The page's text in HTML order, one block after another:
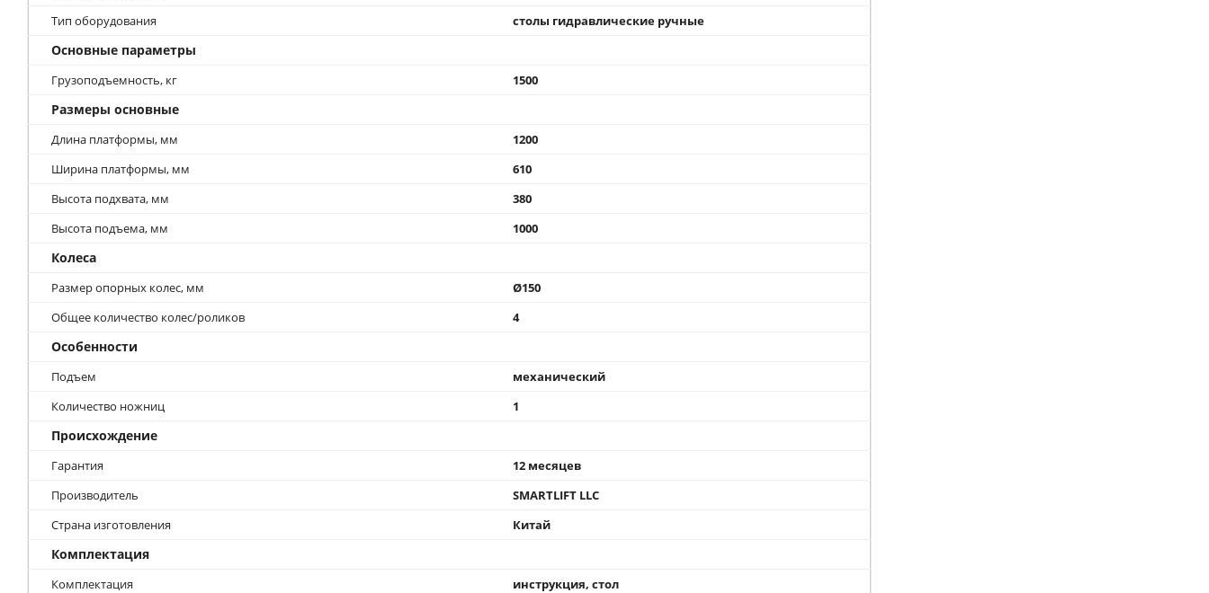
Тип оборудования столы гидравлические ручные
Основные параметры
Грузоподъемность, кг 1500
Размеры основные
Длина платформы, мм
1200
Ширина платформы, мм
610
Высота подхвата, мм
380
Высота подъема, мм
1000
Колеса
Размер опорных колес, мм
Ø150
Общее количество колес/роликов
4
Особенности
Подъем
механический
Количество ножниц
1
Происхождение
Гарантия
12 месяцев
Производитель
SMARTLIFT LLC
Страна изготовления
Китай
Комплектация
Комплектация
инструкция, стол